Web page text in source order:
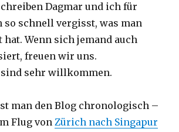
Dagmar und ich für
so schnell vergisst, was man
hat. Wenn sich jemand auch
freuen wir uns.
sehr willkommen.
man den Blog chronologisch –
Flug vonZürich nach Singapur